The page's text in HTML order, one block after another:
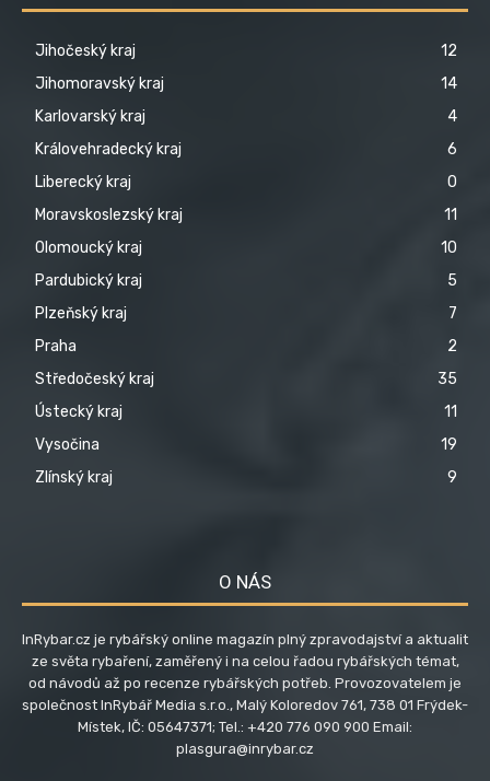
Jihočeský kraj
12
Jihomoravský kraj
14
Karlovarský kraj
4
Královehradecký kraj
6
Liberecký kraj
0
Moravskoslezský kraj
11
Olomoucký kraj
10
Pardubický kraj
5
Plzeňský kraj
7
Praha
2
Středočeský kraj
35
Ústecký kraj
11
Vysočina
19
Zlínský kraj
9
O NÁS
InRybar.cz je rybářský online magazín plný zpravodajství a aktualit
ze světa rybaření, zaměřený i na celou řadou rybářských témat,
od návodů až po recenze rybářských potřeb. Provozovatelem je
společnost InRybář Media s.r.o., Malý Koloredov 761, 738 01 Frýdek-
Místek, IČ: 05647371; Tel.: +420 776 090 900 Email:
plasgura@inrybar.cz